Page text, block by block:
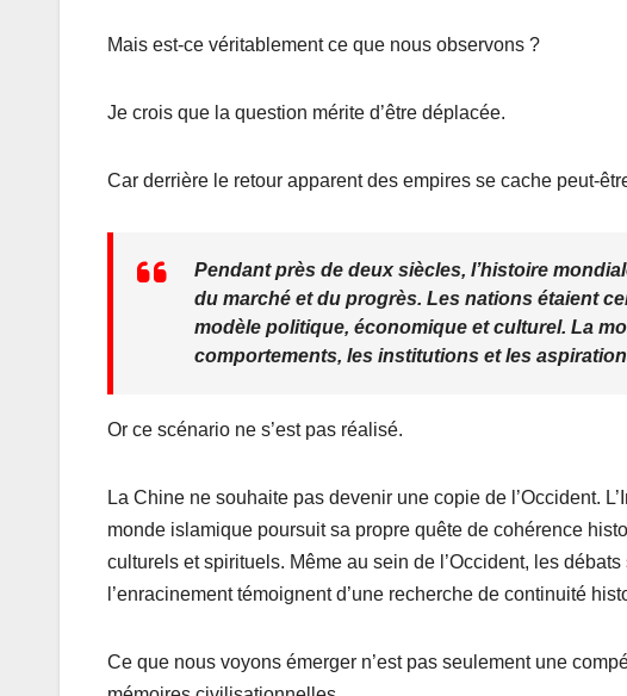
Mais est-ce véritablement ce que nous observons ?
Je crois que la question mérite d’être déplacée.
Car derrière le retour apparent des empires se cache peut-
Pendant près de deux siècles, l’histoire
du marché et du progrès. Les nations étaient
modèle politique, économique et culturel. La
comportements, les institutions et les
Or ce scénario ne s’est pas réalisé.
La Chine ne souhaite pas devenir une copie de l’Occident.
monde islamique poursuit sa propre quête de cohérence
culturels et spirituels. Même au sein de l’Occident, les
l’enracinement témoignent d’une recherche de continuité
Ce que nous voyons émerger n’est pas seulement une